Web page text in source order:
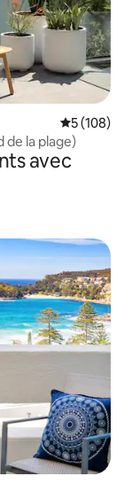
Évaluation
5 (108)
de la plage)
avec